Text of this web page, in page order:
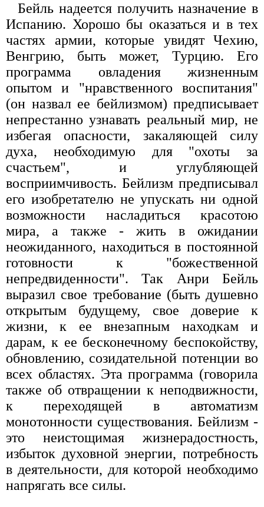
Бейль надеется получить назначение в
Испанию. Хорошо бы оказаться и в тех
частях армии, которые увидят Чехию,
Венгрию, быть может, Турцию. Его
программа овладения жизненным
опытом и "нравственного воспитания"
(он назвал ее бейлизмом) предписывает
непрестанно узнавать реальный мир, не
избегая опасности, закаляющей силу
духа, необходимую для "охоты за
счастьем", и углубляющей
восприимчивость. Бейлизм предписывал
его изобретателю не упускать ни одной
возможности насладиться красотою
мира, а также - жить в ожидании
неожиданного, находиться в постоянной
готовности к "божественной
непредвиденности". Так Анри Бейль
выразил свое требование (быть душевно
открытым будущему, свое доверие к
жизни, к ее внезапным находкам и
дарам, к ее бесконечному беспокойству,
обновлению, созидательной потенции во
всех областях. Эта программа (говорила
также об отвращении к неподвижности,
к переходящей в автоматизм
монотонности существования. Бейлизм -
это неистощимая жизнерадостность,
избыток духовной энергии, потребность
в деятельности, для которой необходимо
напрягать все силы.